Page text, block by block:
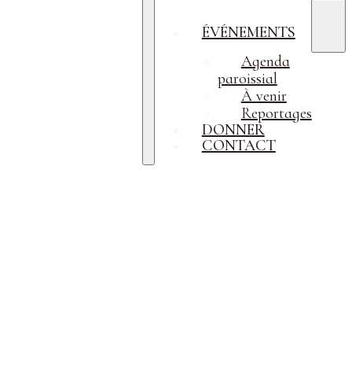
ÉVÉNEMENTS
Agenda
paroissial
À venir
Reportages
DONNER
CONTACT